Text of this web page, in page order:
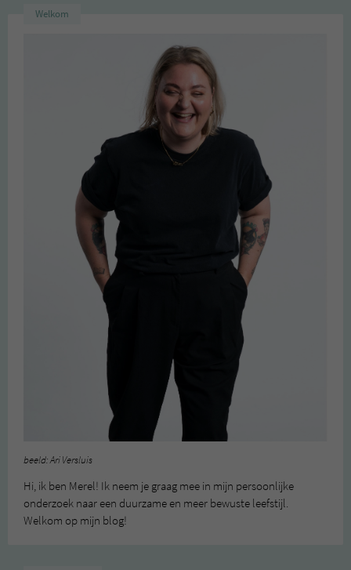
Welkom
beeld: Ari Versluis
Hi, ik ben Merel! Ik neem je graag mee in mijn persoonlijke
onderzoek naar een duurzame en meer bewuste leefstijl.
Welkom op mijn blog!